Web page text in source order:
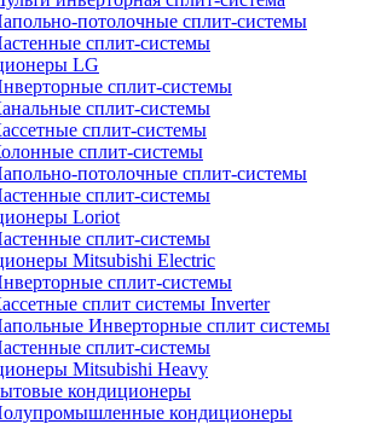
потолочные сплит-системы
сплит-системы
LG
сплит-системы
сплит-системы
сплит-системы
сплит-системы
потолочные сплит-системы
сплит-системы
Loriot
сплит-системы
Mitsubishi Electric
сплит-системы
сплит системы Inverter
Инверторные сплит системы
сплит-системы
Mitsubishi Heavy
кондиционеры
кондиционеры